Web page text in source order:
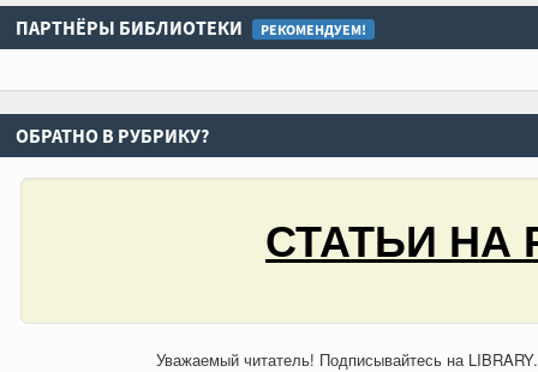
ПАРТНЁРЫ БИБЛИОТЕКИ РЕКОМЕНДУЕМ!
ОБРАТНО В РУБРИКУ?
СТАТЬИ НА
Уважаемый читатель! Подписывайтесь на